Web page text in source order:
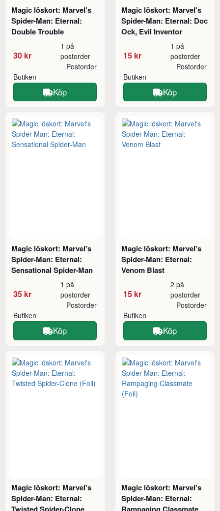
Magic löskort: Marvel's
Spider-Man: Eternal:
Double Trouble
30 kr
1 på
postorder
Butiken
Postorder
Köp
Magic löskort: Marvel's
Spider-Man: Eternal: Doc
Ock, Evil Inventor
15 kr
1 på
postorder
Butiken
Postorder
Köp
Magic löskort: Marvel's
Spider-Man: Eternal:
Sensational Spider-Man
35 kr
1 på
postorder
Butiken
Postorder
Köp
Magic löskort: Marvel's
Spider-Man: Eternal:
Venom Blast
15 kr
2 på
postorder
Butiken
Postorder
Köp
Magic löskort: Marvel's
Spider-Man: Eternal:
Magic löskort: Marvel's
Spider-Man: Eternal: